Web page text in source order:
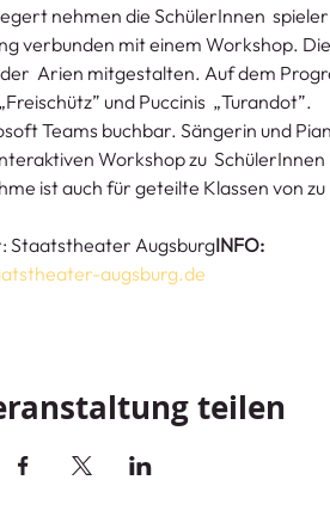
nehmen die SchülerInnen
verbunden mit einem Workshop.
Arien mitgestalten. Auf dem
und Puccinis  „Turandot”.
Teams buchbar. Sängerin und
Workshop zu
ist auch für geteilte Klassen von zu
Staatstheater AugsburgINFO:
augsburg.de
teilen